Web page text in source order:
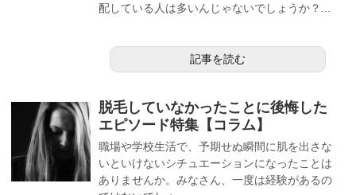
配している人は多いんじゃないでしょうか？...
記事を読む
脱毛していなかったことに後悔した
エピソード特集【コラム】
職場や学校生活で、予期せぬ瞬間に肌を出さな
いといけないシチュエーションになったことは
ありませんか。みなさん、一度は経験があるの